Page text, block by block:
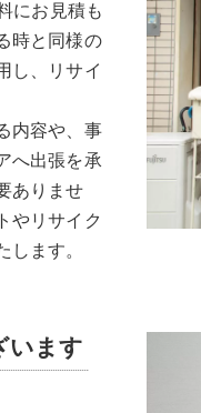
にお見積も
時と同様の
し、リサイ
内容や、事
へ出張を承
ありませ
やリサイク
ます。
います